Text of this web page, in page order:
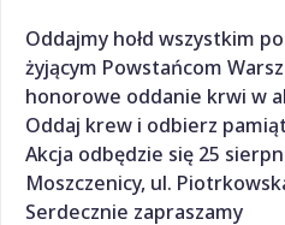
Oddajmy hołd wszystkim
żyjącym Powstańcom
honorowe oddanie krwi w
Oddaj krew i odbierz
Akcja odbędzie się 25
Moszczenicy, ul.
Serdecznie zapraszamy